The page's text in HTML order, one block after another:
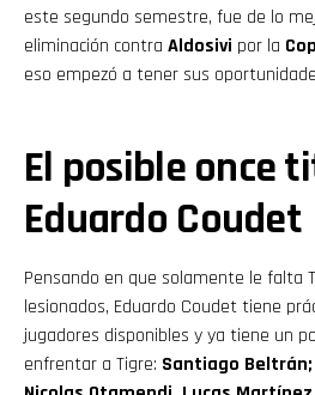
este segundo semestre, fue de lo
eliminación contra Aldosivi por la
eso empezó a tener sus
El posible once
Eduardo Coudet
Pensando en que solamente le falta
lesionados, Eduardo Coudet tiene
jugadores disponibles y ya tiene un
enfrentar a Tigre: Santiago